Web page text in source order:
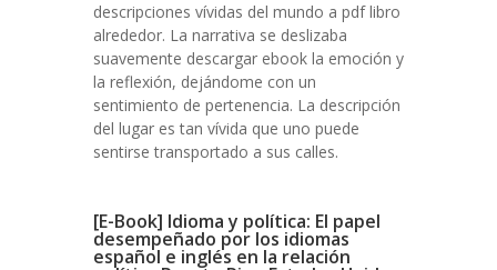
descripciones vívidas del mundo a pdf libro
alrededor. La narrativa se deslizaba
suavemente descargar ebook la emoción y
la reflexión, dejándome con un
sentimiento de pertenencia. La descripción
del lugar es tan vívida que uno puede
sentirse transportado a sus calles.
[E-Book] Idioma y política: El papel
desempeñado por los idiomas
español e inglés en la relación